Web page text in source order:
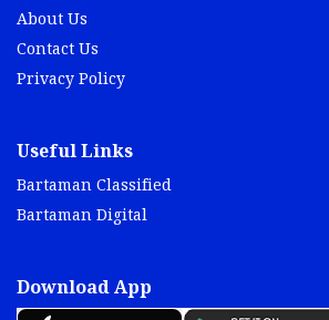
About Us
Contact Us
Privacy Policy
Useful Links
Bartaman Classified
Bartaman Digital
Download App